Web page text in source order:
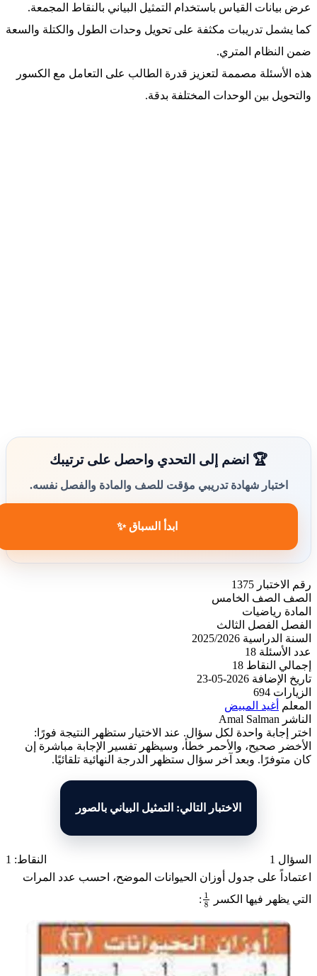
عرض بيانات القياس باستخدام التمثيل البياني بالنقاط المجمعة.
كما يشمل تدريبات مكثفة على تحويل وحدات الطول والكتلة والسعة
ضمن النظام المتري.
هذه الأسئلة مصممة لتعزيز قدرة الطالب على التعامل مع الكسور
والتحويل بين الوحدات المختلفة بدقة.
🏆 انضم إلى التحدي واحصل على ترتيبك
اختبار شهادة تدريبي مؤقت للصف والمادة والفصل نفسه.
ابدأ السباق ✨
رقم الاختبار 1375
الصف
الصف الخامس
المادة رياضيات
الفصل
الفصل الثالث
السنة الدراسية 2025/2026
عدد الأسئلة 18
إجمالي النقاط 18
تاريخ الإضافة 2026-05-23
الزيارات 694
المعلم
أغيد المبيض
الناشر Amal Salman
اختر إجابة واحدة لكل سؤال. عند الاختيار ستظهر النتيجة فورًا:
الأخضر صحيح، والأحمر خطأ، وسيظهر تفسير الإجابة مباشرة إن
كان متوفرًا. وبعد آخر سؤال ستظهر الدرجة النهائية تلقائيًا.
الاختبار التالي: التمثيل البياني بالصور
السؤال 1
النقاط: 1
اعتماداً على جدول أوزان الحيوانات الموضح، احسب عدد المرات
التي يظهر فيها الكسر 1
8
: